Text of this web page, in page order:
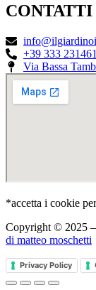
CONTATTI
+39 333
Via Bassa
*accetta i cookie
Copyright © 2025
di matteo moschetti
Privacy Policy